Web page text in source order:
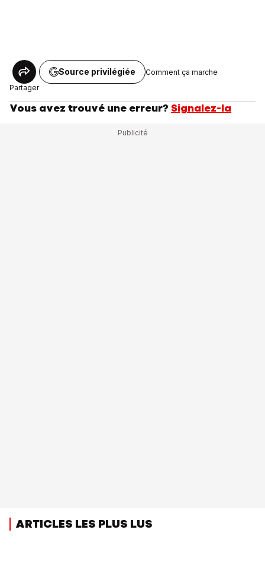
Partager
Source privilégiée Comment ça marche
Vous avez trouvé une erreur? Signalez-la
ARTICLES LES PLUS LUS